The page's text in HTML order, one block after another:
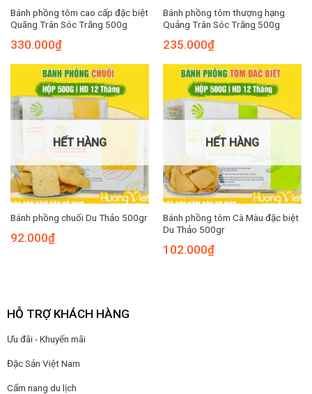
Bánh phồng tôm cao cấp đặc biệt
Quãng Trân Sóc Trăng 500g
330.000₫
Bánh phồng tôm thượng hạng
Quảng Trân Sóc Trăng 500g
235.000₫
HẾT HÀNG
Bánh phồng chuối Du Thảo 500gr
92.000₫
HẾT HÀNG
Bánh phồng tôm Cà Màu đặc biệt
Du Thảo 500gr
102.000₫
HỖ TRỢ KHÁCH HÀNG
Ưu đãi - Khuyến mãi
Đặc Sản Việt Nam
Cẩm nang du lịch